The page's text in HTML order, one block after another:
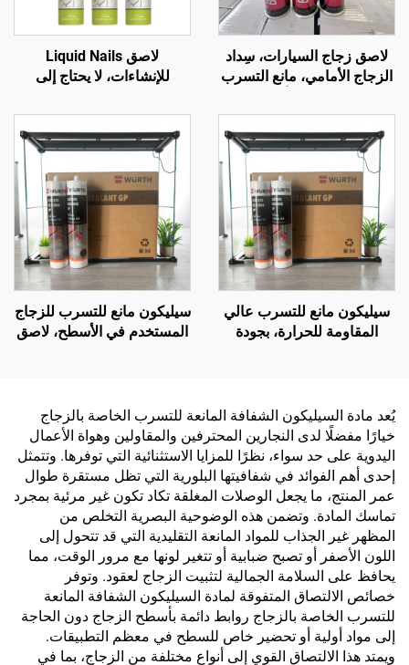
لاصق زجاج السيارات، سِداد
الزجاج الأمامي، مانع التسرب
يوريثان حجم 300 مل
لاصق Liquid Nails
للإنشاءات، لا يحتاج إلى
سيليكون مانع للتسرب عالي
المقاومة للحرارة، بجودة
سيليكون مانع للتسرب للزجاج
المستخدم في الأسطح، لاصق
يُعد مادة السيليكون الشفافة المانعة للتسرب الخاصة بالزجاج
خيارًا مفضلًا لدى النجارين المحترفين والمقاولين وهواة الأعمال
اليدوية على حد سواء، نظرًا للمزايا الاستثنائية التي توفرها. وتتمثل
إحدى أهم الفوائد في شفافيتها البلورية التي تظل مستقرة طوال
عمر المنتج، ما يجعل الوصلات المغلقة تكاد تكون غير مرئية بمجرد
تماسك المادة. وتضمن هذه الوضوحية البصرية التخلص من
المظهر غير الجذاب للمواد المانعة التقليدية التي قد تتحول إلى
اللون الأصفر أو تصبح ضبابية أو تتغير لونها مع مرور الوقت، مما
يحافظ على السلامة الجمالية لتثبيت الزجاج لعقود. وتوفر
خصائص الالتصاق المتفوقة لمادة السيليكون الشفافة المانعة
للتسرب الخاصة بالزجاج روابط دائمة بأسطح الزجاج دون الحاجة
إلى مواد أولية أو تحضير خاص للسطح في معظم التطبيقات.
ويمتد هذا الالتصاق القوي إلى أنواع مختلفة من الزجاج، بما في